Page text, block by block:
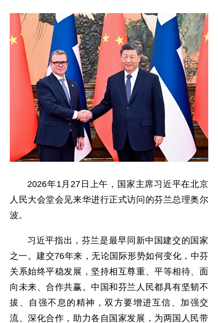
2026年1月27日上午，国家主席习近平在北京
人民大会堂会见来华进行正式访问的芬兰总理奥尔
波。
习近平指出，芬兰是最早同新中国建交的国家
之一。建交76年来，无论国际形势如何变化，中芬
关系始终平稳发展，坚持相互尊重、平等相待、面
向未来、合作共赢。中国和芬兰人民都具有坚韧不
拔、自强不息的精神，双方要增进互信、加强交
流、深化合作，助力各自国家发展，为两国人民带